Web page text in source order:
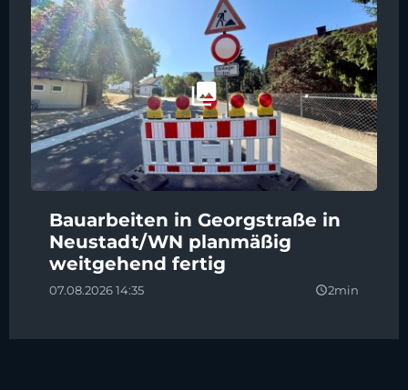
Bauarbeiten in Georgstraße in
Neustadt/WN planmäßig
weitgehend fertig
07.08.2026 14:35 query_builder2min